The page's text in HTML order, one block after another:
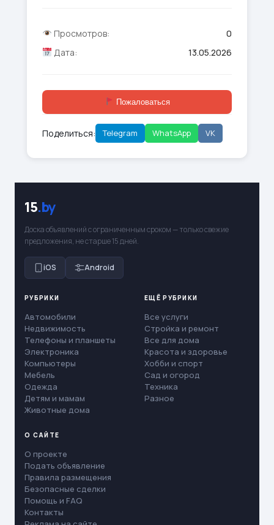
Просмотров:
0
Дата:
13.05.2026
Пожаловаться
Поделиться: Telegram WhatsApp VK
15.by
Доска объявлений с ограниченным сроком — только свежие
предложения, не старше 15 дней.
iOS Android
РУБРИКИ
Автомобили
Недвижимость
Телефоны и планшеты
Электроника
Компьютеры
Мебель
Одежда
Детям и мамам
Животные дома
ЕЩЁ РУБРИКИ
Все услуги
Стройка и ремонт
Все для дома
Красота и здоровье
Хобби и спорт
Сад и огород
Техника
Разное
О САЙТЕ
О проекте
Подать объявление
Правила размещения
Безопасные сделки
Помощь и FAQ
Контакты